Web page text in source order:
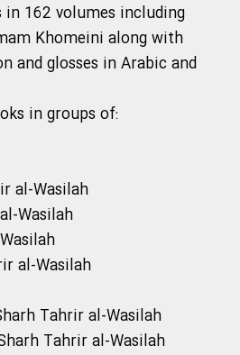
162 volumes including
Khomeini along with
and glosses in Arabic and
in groups of:
al-Wasilah
Wasilah
al-Wasilah
Tahrir al-Wasilah
Tahrir al-Wasilah